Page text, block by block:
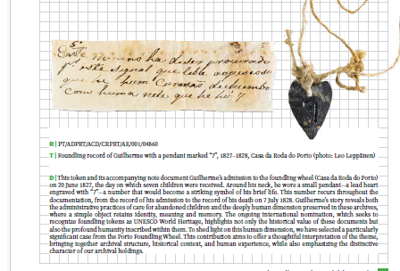
AAADP
Apresentação
Corpos Sociais
Associados
Eventos
Documentos Públicos AAADP